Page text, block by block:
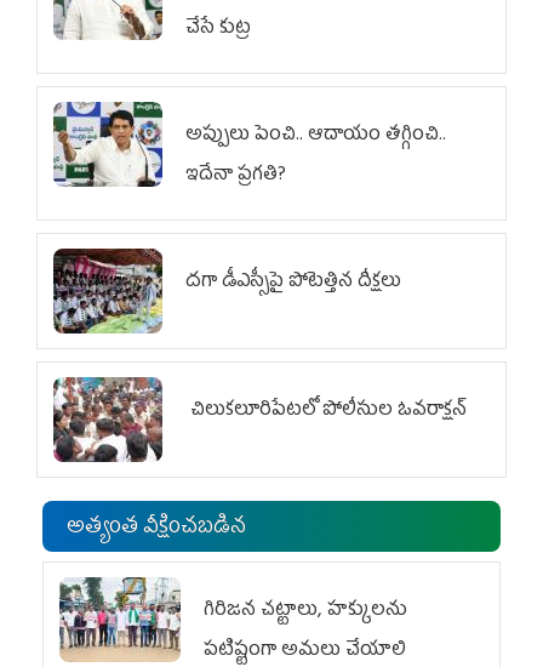
చేసే కుట్ర‌
అప్పులు పెంచి.. ఆదాయం తగ్గించి..
ఇదేనా ప్రగతి?
దగా డీఎస్సీపై పోటెత్తిన దీక్షలు
చిలుక‌లూరిపేట‌లో పోలీసుల ఓవ‌రాక్ష‌న్‌
అత్యంత వీక్షించబడిన
గిరిజన చట్టాలు, హక్కులను
పటిష్టంగా అమలు చేయాలి